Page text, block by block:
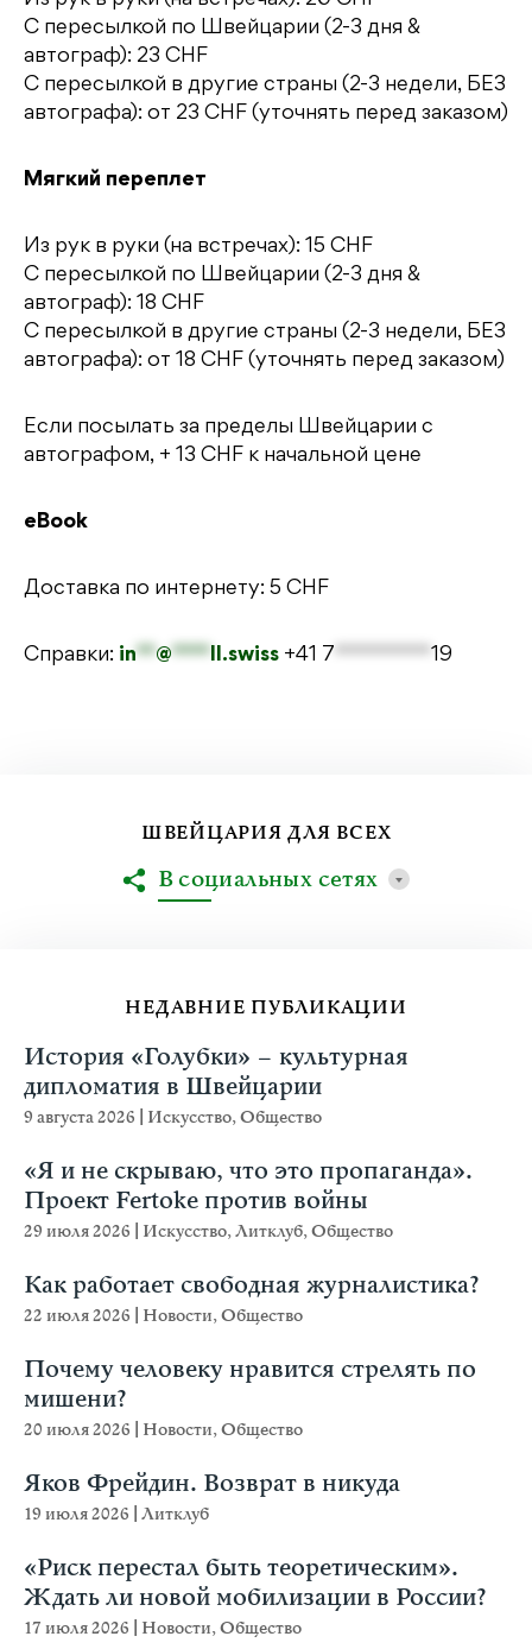
С пересылкой по Швейцарии (2-3 дня &
автограф): 23 CHF
С пересылкой в другие страны (2-3 недели, БЕЗ
автографа): от 23 CHF (уточнять перед заказом)
Мягкий переплет
Из рук в руки (на встречах): 15 CHF
С пересылкой по Швейцарии (2-3 дня &
автограф): 18 CHF
С пересылкой в другие страны (2-3 недели, БЕЗ
автографа): от 18 CHF (уточнять перед заказом)
Если посылать за пределы Швейцарии с
автографом, + 13 CHF к начальной цене
eBook
Доставка по интернету: 5 CHF
Справки: in**@**** ll.swiss +41 7 *********19
НЕДАВНИЕ ПУБЛИКАЦИИ
История «Голубки» – культурная
дипломатия в Швейцарии
9 августа 2026 Искусство,Общество
«Я и не скрываю, что это пропаганда».
Проект Fertoke против войны
29 июля 2026 Искусство,Литклуб,Общество
Как работает свободная журналистика?
22 июля 2026 Новости,Общество
Почему человеку нравится стрелять по
мишени?
20 июля 2026 Новости,Общество
Яков Фрейдин. Возврат в никуда
19 июля 2026 Литклуб
«Риск перестал быть теоретическим».
Ждать ли новой мобилизации в России?
17 июля 2026 Новости,Общество
ШВЕЙЦАРИЯ ДЛЯ ВСЕХ
В социальных сетях